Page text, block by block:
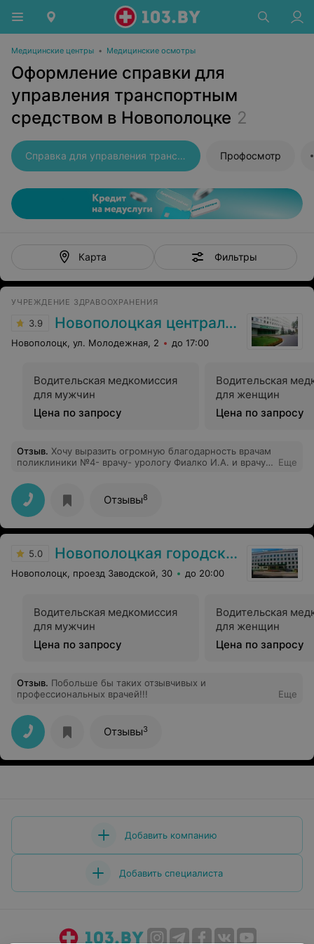
Медицинские центры • Медицинские осмотры
Оформление справки для
управления транспортным
средством в Новополоцке 2
Справка для управления транспортным средством Профосмотр
Карта Фильтры
УЧРЕЖДЕНИЕ ЗДРАВООХРАНЕНИЯ
3.9 Новополоцкая центральная городская больница
Новополоцк, ул. Молодежная, 2 до 17:00
Водительская медкомиссия
для мужчин
Цена по запросу
Водительская
для женщин
Цена по запросу
Отзыв. Хочу выразить огромную благодарность врачам
поликлиники №4- врачу- урологу Фиалко И.А. и врачу-
персоналу- Сикора К.С. и Кремс Т.Н. за их высочайший
профессионализм, чуткость, стремление прийти на
помощь и найти выход из любой, казалось бы, самой
сложнейшей ситуации. И хотелось бы пожелать им
оставаться на том же уровне ещё долгие годы, не
страже самого главного, что у нас есть- нашего
Еще
Отзывы8
5.0 Новополоцкая городская поликлиника №4
Новополоцк, проезд Заводской, 30 до 20:00
Водительская медкомиссия
для мужчин
Цена по запросу
Водительская
для женщин
Цена по запросу
Отзыв. Побольше бы таких отзывчивых и
профессиональных врачей!!!
Еще
Отзывы3
Добавить компанию
Добавить специалиста